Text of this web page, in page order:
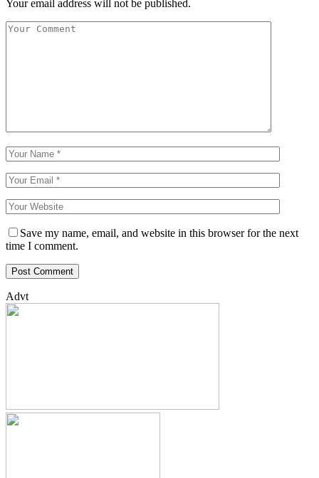
Your email address will not be published.
Save my name, email, and website in this browser for the next
time I comment.
Advt